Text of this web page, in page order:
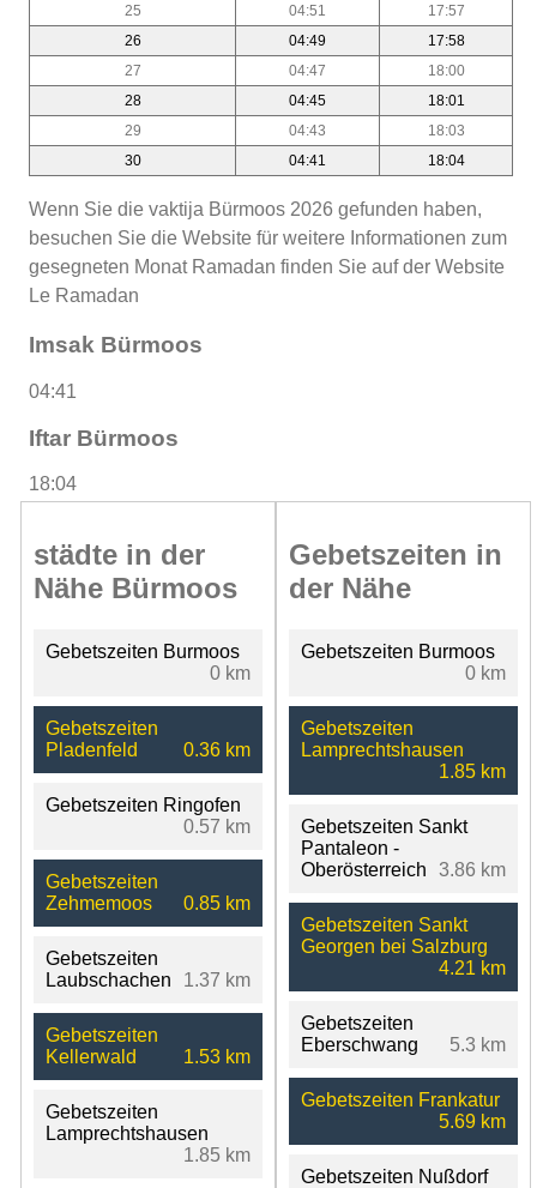
25
04:51
17:57
26
04:49
17:58
27
04:47
18:00
28
04:45
18:01
29
04:43
18:03
30
04:41 18:04
Wenn Sie die vaktija Bürmoos 2026 gefunden haben,
besuchen Sie die Website für weitere Informationen zum
gesegneten Monat Ramadan finden Sie auf der Website
Le Ramadan
Imsak Bürmoos
04:41
Iftar Bürmoos
18:04
städte in der
Nähe Bürmoos
Gebetszeiten Burmoos
0 km
Gebetszeiten
Pladenfeld
0.36 km
Gebetszeiten Ringofen
0.57 km
Gebetszeiten
Zehmemoos
0.85 km
Gebetszeiten
Laubschachen
1.37 km
Gebetszeiten
Kellerwald
1.53 km
Gebetszeiten
Lamprechtshausen
1.85 km
Gebetszeiten in
der Nähe
Gebetszeiten Burmoos
0 km
Gebetszeiten
Lamprechtshausen
1.85 km
Gebetszeiten Sankt
Pantaleon -
Oberösterreich
3.86 km
Gebetszeiten Sankt
Georgen bei Salzburg
4.21 km
Gebetszeiten
Eberschwang
5.3 km
Gebetszeiten Frankatur
5.69 km
Gebetszeiten Nußdorf